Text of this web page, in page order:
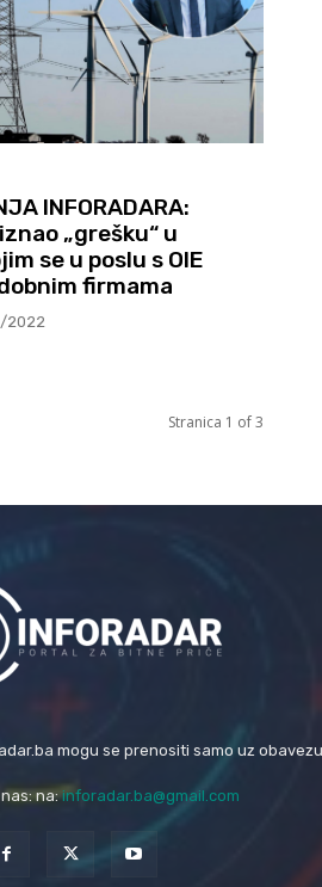
INFORADARA:
„grešku“ u
se u poslu s OIE
firmama
2022
Stranica 1 of 3
mogu se prenositi samo uz
na:inforadar.ba@gmail.com